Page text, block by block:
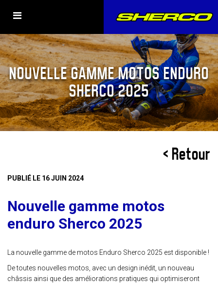
NOUVELLE GAMME MOTOS ENDURO
SHERCO 2025
< Retour
PUBLIÉ LE 16 JUIN 2024
Nouvelle gamme motos
enduro Sherco 2025
La nouvelle gamme de motos Enduro Sherco 2025 est disponible !
De toutes nouvelles motos, avec un design inédit, un nouveau
châssis ainsi que des améliorations pratiques qui optimiseront